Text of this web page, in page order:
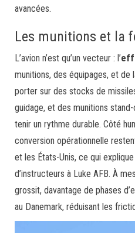
avancées.
Les munitions et la
L’avion n’est qu’un vecteur : l’
munitions, des équipages, et de
porter sur des stocks de
guidage, et des munitions
tenir un rythme durable. Côté
conversion opérationnelle
et les États-Unis, ce qui
d’instructeurs à Luke AFB. À
grossit, davantage de phases
au Danemark, réduisant les